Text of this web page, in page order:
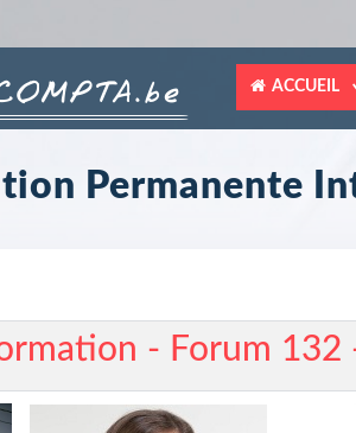
ACCUEIL
Permanente
- Forum